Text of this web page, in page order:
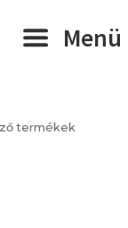
Menü
termékek